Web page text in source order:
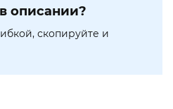
описании?
скопируйте и